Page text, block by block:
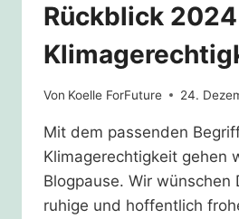
Rückblick 2024
Von Koelle ForFuture 24.
Mit dem passenden
Klimagerechtigkeit gehen
Blogpause. Wir wünschen
ruhige und hoffentlich